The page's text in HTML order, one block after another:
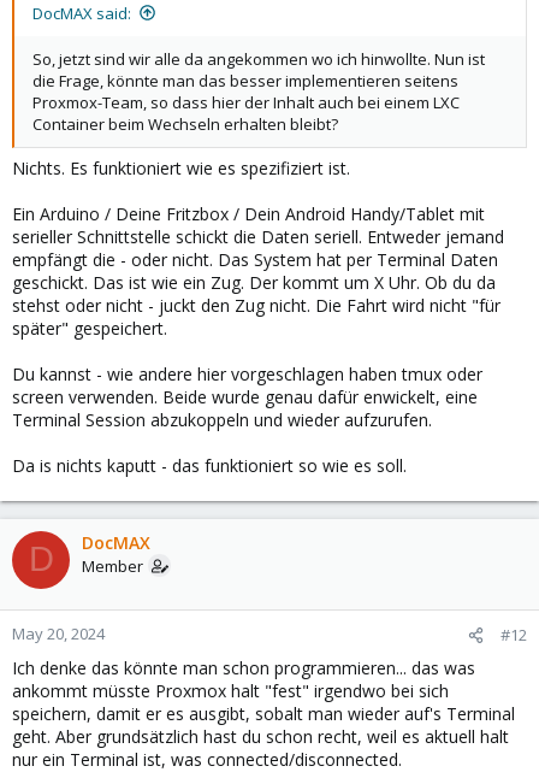
DocMAX said:
So, jetzt sind wir alle da angekommen wo ich hinwollte. Nun ist
die Frage, könnte man das besser implementieren seitens
Proxmox-Team, so dass hier der Inhalt auch bei einem LXC
Container beim Wechseln erhalten bleibt?
Nichts. Es funktioniert wie es spezifiziert ist.
Ein Arduino / Deine Fritzbox / Dein Android Handy/Tablet mit
serieller Schnittstelle schickt die Daten seriell. Entweder jemand
empfängt die - oder nicht. Das System hat per Terminal Daten
geschickt. Das ist wie ein Zug. Der kommt um X Uhr. Ob du da
stehst oder nicht - juckt den Zug nicht. Die Fahrt wird nicht "für
später" gespeichert.
Du kannst - wie andere hier vorgeschlagen haben tmux oder
screen verwenden. Beide wurde genau dafür enwickelt, eine
Terminal Session abzukoppeln und wieder aufzurufen.
Da is nichts kaputt - das funktioniert so wie es soll.
D DocMAX
Member
May 20, 2024 #12
Ich denke das könnte man schon programmieren... das was
ankommt müsste Proxmox halt "fest" irgendwo bei sich
speichern, damit er es ausgibt, sobalt man wieder auf's Terminal
geht. Aber grundsätzlich hast du schon recht, weil es aktuell halt
nur ein Terminal ist, was connected/disconnected.